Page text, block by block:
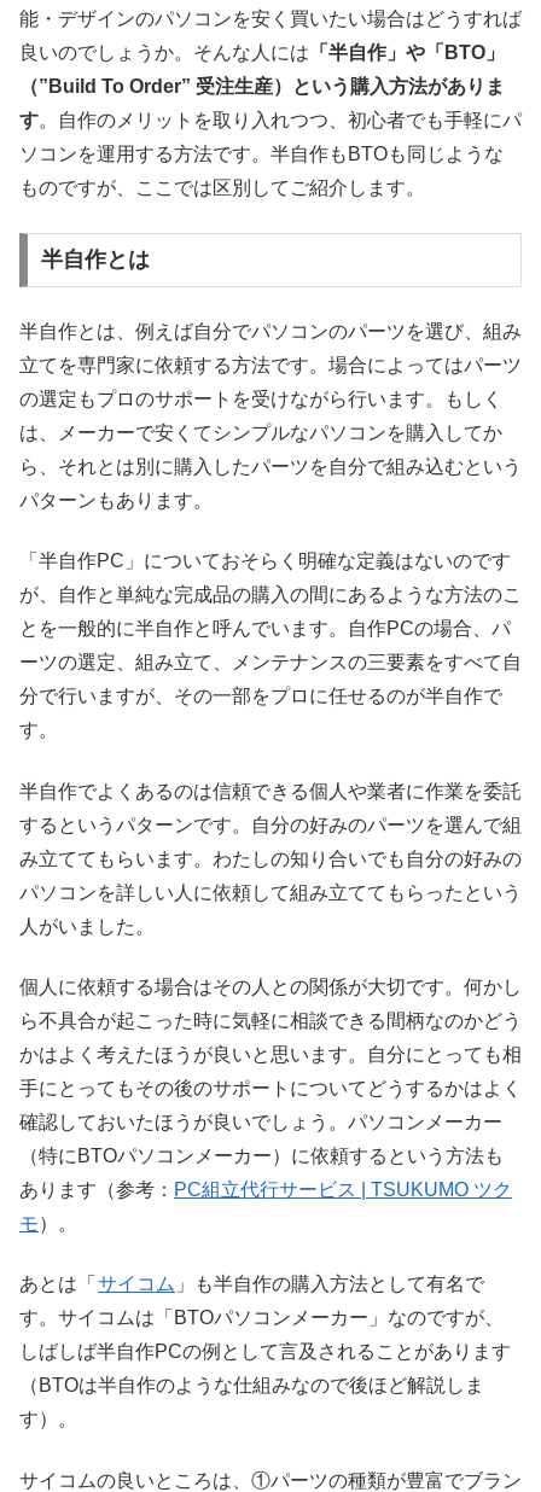
能・デザインのパソコンを安く買いたい場合はどうすれば
良いのでしょうか。そんな人には 「半自作」や「BTO」
（”Build To Order” 受注生産）という購入方法がありま
す。自作のメリットを取り入れつつ、初心者でも手軽にパ
ソコンを運用する方法です。半自作もBTOも同じような
ものですが、ここでは区別してご紹介します。
半自作とは
半自作とは、例えば自分でパソコンのパーツを選び、組み
立てを専門家に依頼する方法です。場合によってはパーツ
の選定もプロのサポートを受けながら行います。もしく
は、メーカーで安くてシンプルなパソコンを購入してか
ら、それとは別に購入したパーツを自分で組み込むという
パターンもあります。
「半自作PC」についておそらく明確な定義はないのです
が、自作と単純な完成品の購入の間にあるような方法のこ
とを一般的に半自作と呼んでいます。自作PCの場合、パ
ーツの選定、組み立て、メンテナンスの三要素をすべて自
分で行いますが、その一部をプロに任せるのが半自作で
す。
半自作でよくあるのは信頼できる個人や業者に作業を委託
するというパターンです。自分の好みのパーツを選んで組
み立ててもらいます。わたしの知り合いでも自分の好みの
パソコンを詳しい人に依頼して組み立ててもらったという
人がいました。
個人に依頼する場合はその人との関係が大切です。何かし
ら不具合が起こった時に気軽に相談できる間柄なのかどう
かはよく考えたほうが良いと思います。自分にとっても相
手にとってもその後のサポートについてどうするかはよく
確認しておいたほうが良いでしょう。パソコンメーカー
（特にBTOパソコンメーカー）に依頼するという方法も
あります（参考： PC組立代行サービス | TSUKUMO ツク
モ）。
あとは「 サイコム 」も半自作の購入方法として有名で
す。サイコムは「BTOパソコンメーカー」なのですが、
しばしば半自作PCの例として言及されることがあります
（BTOは半自作のような仕組みなので後ほど解説しま
す）。
サイコムの良いところは、①パーツの種類が豊富でブラン